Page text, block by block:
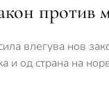
против
влегува нов
и од страна на